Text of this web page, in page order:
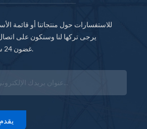
للاستفسارات حول منتجاتنا أو قائمة
يرجى تركها لنا وسنكون على
غضون 24 ساعة.
يقدم